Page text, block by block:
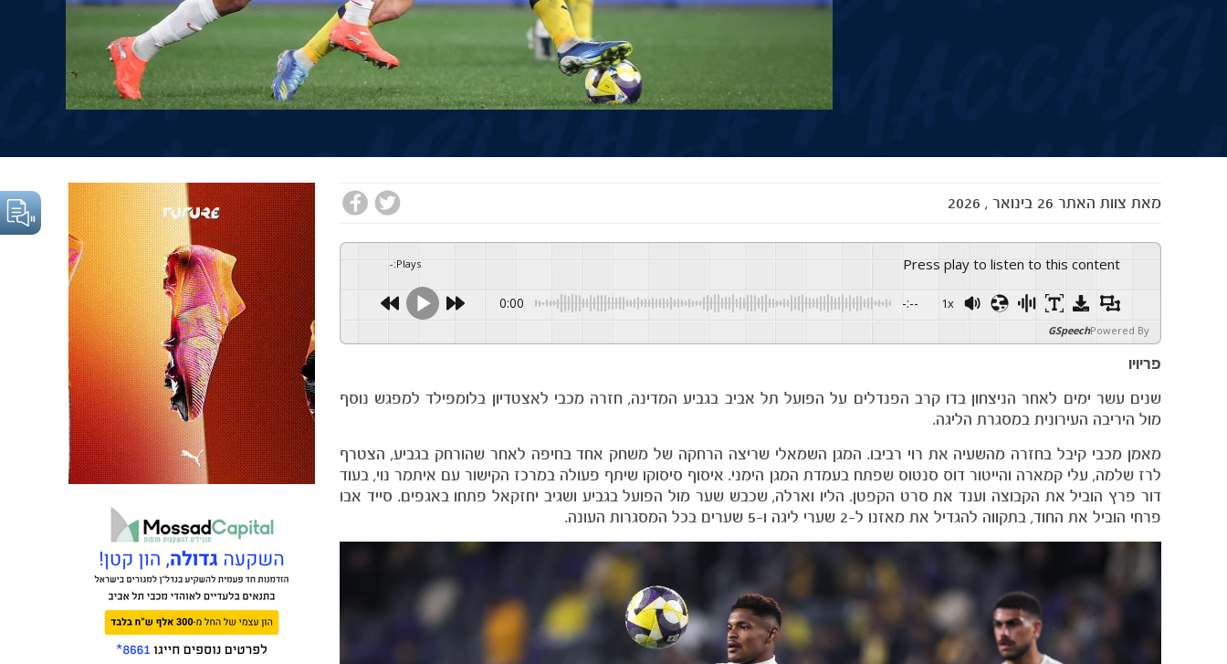
מאת צוות האתר 26 בינואר , 2026
Press play to listen to this content
Plays
:
-
0:00 -:-- 1x
Powered By
GSpeech
פריויו
שנים עשר ימים לאחר הניצחון בדו קרב הפנדלים על הפועל תל אביב בגביע המדינה, חזרה מכבי לאצטדיון בלומפילד למפגש נוסף
מול היריבה העירונית במסגרת הליגה.
מאמן מכבי קיבל בחזרה מהשעיה את רוי רביבו. המגן השמאלי שריצה הרחקה של משחק אחד בחיפה לאחר שהורחק בגביע, הצטרף
לרז שלמה, עלי קמארה והייטור דוס סנטוס שפתח בעמדת המגן הימני. איסוף סיסוקו שיתף פעולה במרכז הקישור עם איתמר נוי, בעוד
דור פרץ הוביל את הקבוצה וענד את סרט הקפטן. הליו וארלה, שכבש שער מול הפועל בגביע ושגיב יחזקאל פתחו באגפים. סייד אבו
פרחי הוביל את החוד, בתקווה להגדיל את מאזנו ל-2 שערי ליגה ו-5 שערים בכל המסגרות העונה.